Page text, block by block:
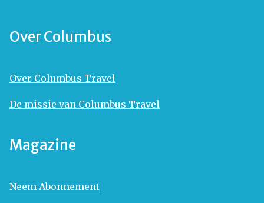
Over Columbus
Over Columbus Travel
De missie van Columbus Travel
Magazine
Neem Abonnement